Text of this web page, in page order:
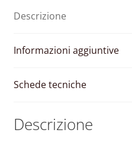
A
3.5
quantità
Descrizione
Informazioni aggiuntive
Schede tecniche
Descrizione